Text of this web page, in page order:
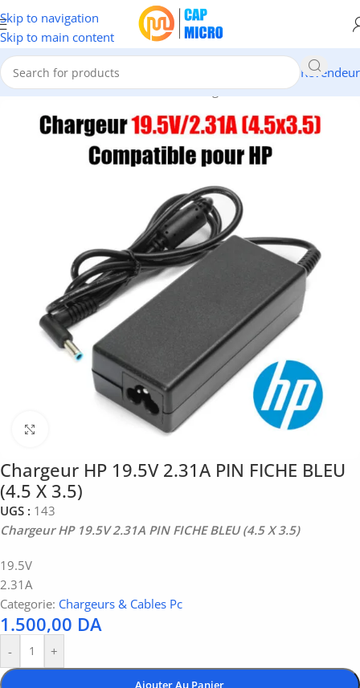
Skip to navigation
Skip to main content
Revendeur
/Portables & tablettes/Chargeurs & Cables Pc Portable
Chargeur HP 19.5V 2.31A PIN FICHE BLEU
(4.5 X 3.5)
UGS : 143
Chargeur HP 19.5V 2.31A PIN FICHE BLEU (4.5 X 3.5)
19.5V
2.31A
Categorie: Chargeurs & Cables Pc
1.500,00 DA
- +
Ajouter Au Panier